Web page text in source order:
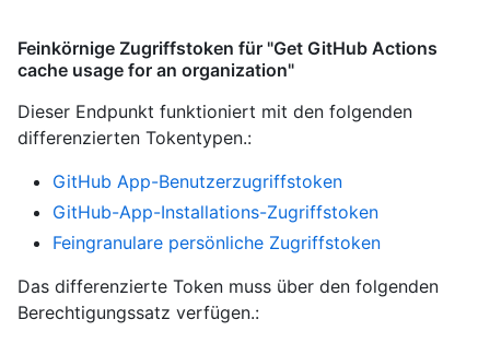
Feinkörnige Zugriffstoken für "Get GitHub Actions
cache usage for an organization"
Dieser Endpunkt funktioniert mit den folgenden
differenzierten Tokentypen.:
GitHub App-Benutzerzugriffstoken
GitHub-App-Installations-Zugriffstoken
Feingranulare persönliche Zugriffstoken
Das differenzierte Token muss über den folgenden
Berechtigungssatz verfügen.: